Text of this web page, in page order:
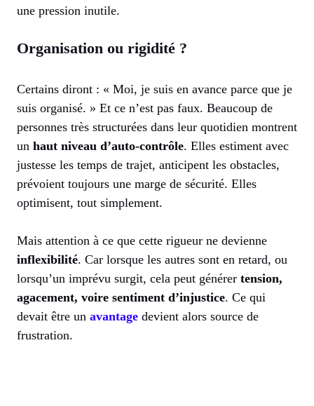
une pression inutile.
Organisation ou rigidité ?
Certains diront : « Moi, je suis en avance parce que je
suis organisé. » Et ce n’est pas faux. Beaucoup de
personnes très structurées dans leur quotidien montrent
un haut niveau d’auto-contrôle. Elles estiment avec
justesse les temps de trajet, anticipent les obstacles,
prévoient toujours une marge de sécurité. Elles
optimisent, tout simplement.
Mais attention à ce que cette rigueur ne devienne
inflexibilité. Car lorsque les autres sont en retard, ou
lorsqu’un imprévu surgit, cela peut générer tension,
agacement, voire sentiment d’injustice. Ce qui
devait être un avantage devient alors source de
frustration.